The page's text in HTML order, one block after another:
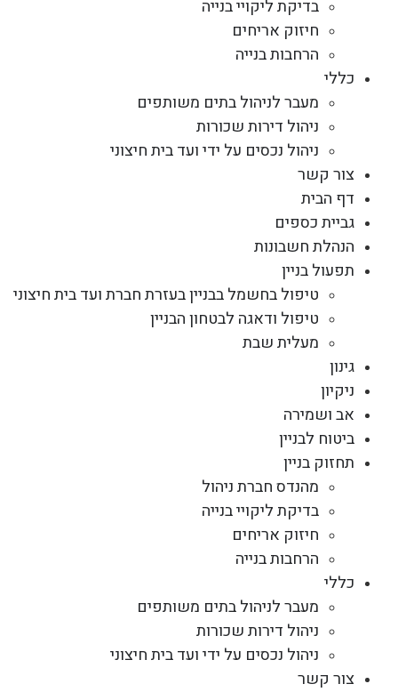
בדיקת ליקויי בנייה
חיזוק אריחים
הרחבות בנייה
כללי
מעבר לניהול בתים משותפים
ניהול דירות שכורות
ניהול נכסים על ידי ועד בית חיצוני
צור קשר
דף הבית
גביית כספים
הנהלת חשבונות
תפעול בניין
טיפול בחשמל בבניין בעזרת חברת ועד בית חיצוני
טיפול ודאגה לבטחון הבניין
מעלית שבת
גינון
ניקיון
אב ושמירה
ביטוח לבניין
תחזוק בניין
מהנדס חברת ניהול
בדיקת ליקויי בנייה
חיזוק אריחים
הרחבות בנייה
כללי
מעבר לניהול בתים משותפים
ניהול דירות שכורות
ניהול נכסים על ידי ועד בית חיצוני
צור קשר